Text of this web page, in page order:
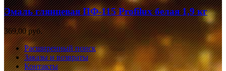
Эмаль глянцевая ПФ-115 Profilux белая 1,9 кг
369,00 руб.
Расширенный поиск
Заказы и возвраты
Контакты